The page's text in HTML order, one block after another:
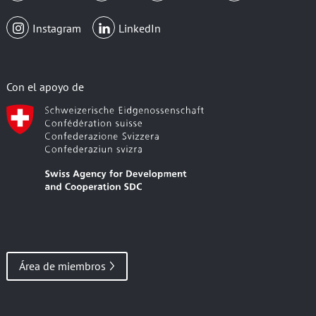
Instagram LinkedIn
Con el apoyo de
Área de miembros